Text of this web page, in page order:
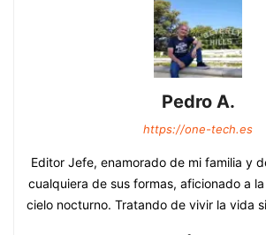
Pedro A.
https://one-tech.es
Editor Jefe, enamorado de mi familia y
cualquiera de sus formas, aficionado a
cielo nocturno. Tratando de vivir la vida